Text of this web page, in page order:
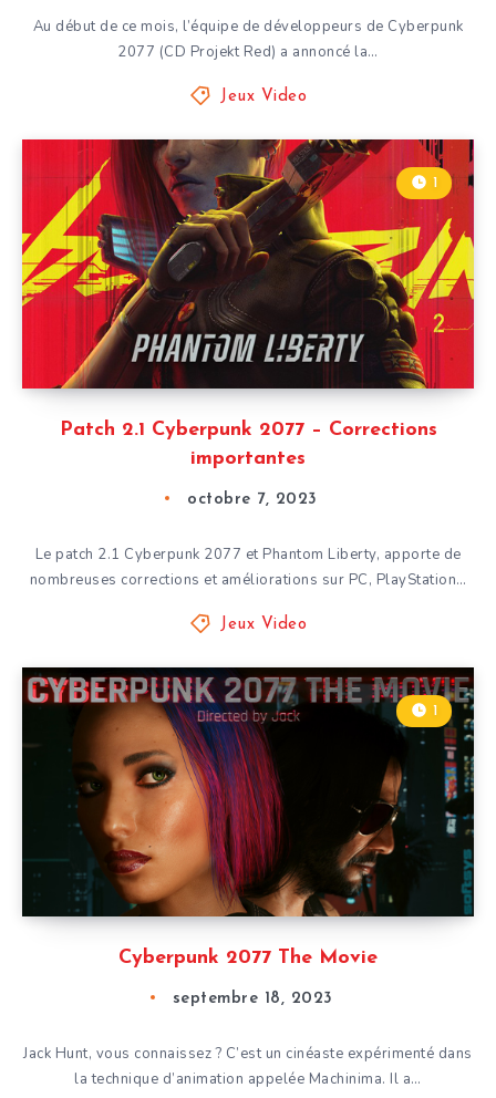
Au début de ce mois, l’équipe de développeurs de Cyberpunk
2077 (CD Projekt Red) a annoncé la…
Jeux Video
Patch 2.1 Cyberpunk 2077 – Corrections
importantes
1
octobre 7, 2023
Le patch 2.1 Cyberpunk 2077 et Phantom Liberty, apporte de
nombreuses corrections et améliorations sur PC, PlayStation…
Jeux Video
Cyberpunk 2077 The Movie
1
septembre 18, 2023
Jack Hunt, vous connaissez ? C’est un cinéaste expérimenté dans
la technique d’animation appelée Machinima. Il a…